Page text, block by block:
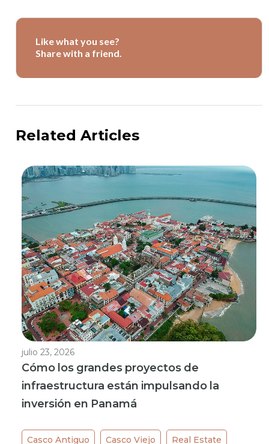
Like what you see?
Share with a friend.
Related Articles
julio 23, 2026
Cómo los grandes proyectos de
infraestructura están impulsando la
inversión en Panamá
Casco Antiguo Casco Viejo Real Estate